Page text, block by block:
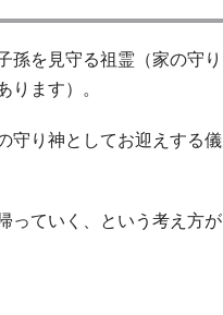
孫を見守る祖霊（家の守り
ります）。
守り神としてお迎えする儀
っていく、という考え方が